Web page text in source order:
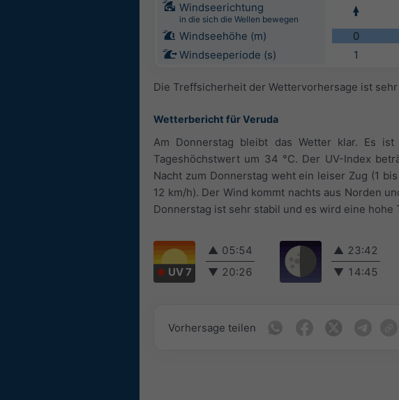
Windseerichtung
in die sich die Wellen bewegen
Windseehöhe (m) 0
Windseeperiode (s)
1
Die Treffsicherheit der Wettervorhersage ist
Wetterbericht für Veruda
Am Donnerstag bleibt das Wetter klar. Es
Tageshöchstwert um 34 °C. Der UV-Index
Nacht zum Donnerstag weht ein leiser Zug (1
12 km/h). Der Wind kommt nachts aus Norden
Donnerstag ist sehr stabil und es wird eine hohe
UV 7
▲ 05:54
▼ 20:26
▲ 23:42
▼ 14:45
Vorhersage teilen